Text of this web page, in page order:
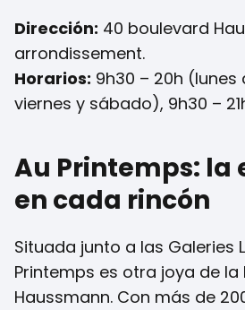
Dirección: 40 boulevard
arrondissement.
Horarios: 9h30 – 20h (lunes
viernes y sábado), 9h30 –
Au Printemps: la
en cada rincón
Situada junto a las Galeries
Printemps es otra joya de la
Haussmann. Con más de